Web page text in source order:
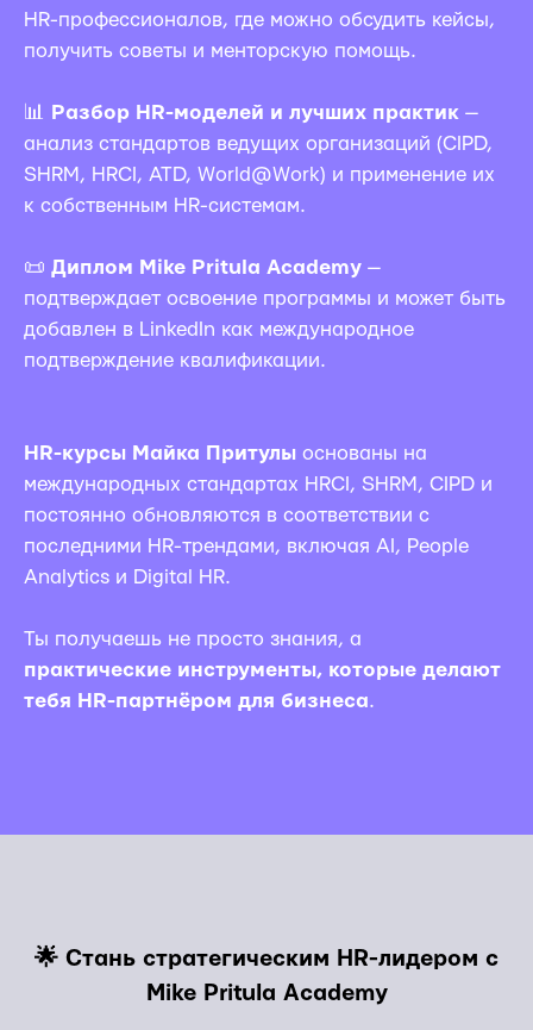
HR-профессионалов, где можно обсудить кейсы,
получить советы и менторскую помощь.
📊 Разбор HR-моделей и лучших практик —
анализ стандартов ведущих организаций (CIPD,
SHRM, HRCI, ATD, World@Work) и применение их
к собственным HR-системам.
📜 Диплом Mike Pritula Academy —
подтверждает освоение программы и может быть
добавлен в LinkedIn как международное
подтверждение квалификации.
HR-курсы Майка Притулы основаны на
международных стандартах HRCI, SHRM, CIPD и
постоянно обновляются в соответствии с
последними HR-трендами, включая AI, People
Analytics и Digital HR.
Ты получаешь не просто знания, а
практические инструменты, которые делают
тебя HR-партнёром для бизнеса.
🌟 Стань стратегическим HR-лидером с
Mike Pritula Academy